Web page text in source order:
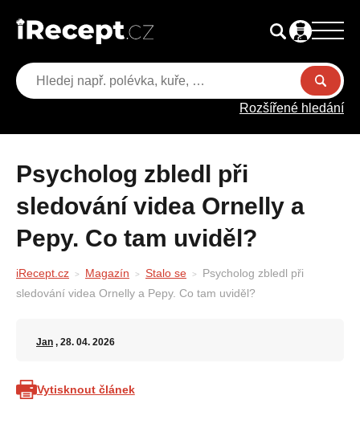
Rozšířené hledání
Psycholog zbledl při
sledování videa Ornelly a
Pepy. Co tam uviděl?
iRecept.cz Magazín Stalo se
Psycholog zbledl při
sledování videa Ornelly a Pepy. Co tam uviděl?
Jan , 28. 04. 2026
Vytisknout článek